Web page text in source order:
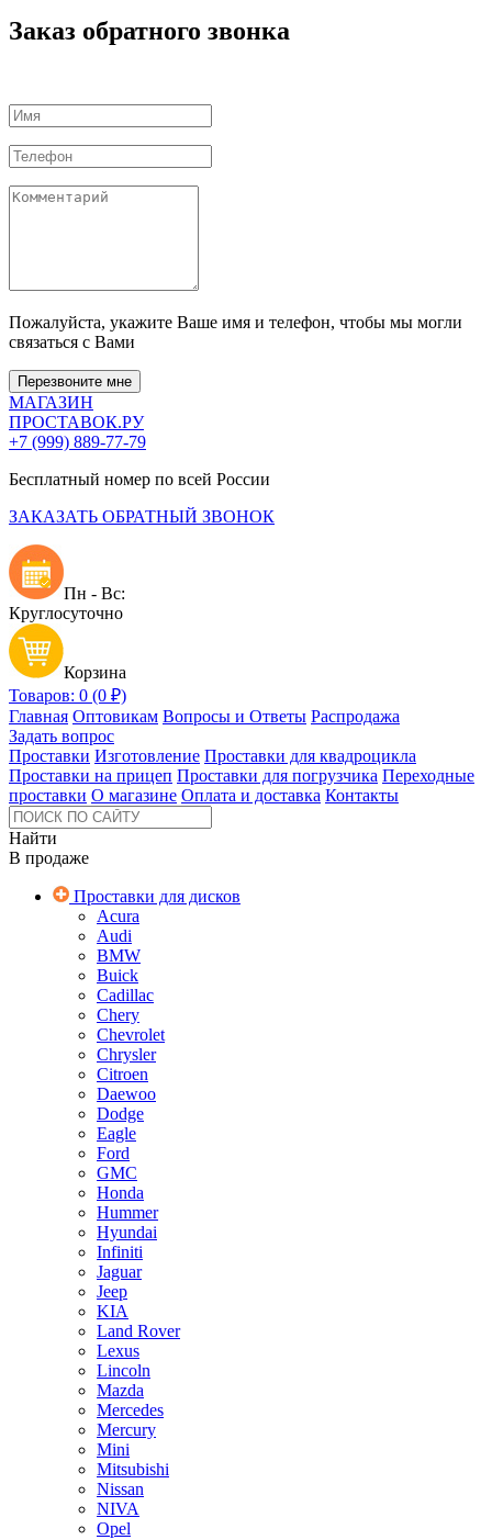
Заказ обратного звонка
Пожалуйста, укажите Ваше имя и телефон, чтобы мы могли
связаться с Вами
Перезвоните мне
МАГАЗИН
ПРОСТАВОК.РУ
+7 (999) 889-77-79
Бесплатный номер по всей России
ЗАКАЗАТЬ ОБРАТНЫЙ ЗВОНОК
Пн - Вс:
Круглосуточно
Корзина
Товаров: 0 (0 ₽)
Главная Оптовикам Вопросы и Ответы Распродажа
Задать вопрос
Проставки Изготовление Проставки для квадроцикла
Проставки на прицеп Проставки для погрузчика Переходные
проставки О магазине Оплата и доставка Контакты
Найти
В продаже
Проставки для дисков
Acura
Audi
BMW
Buick
Cadillac
Chery
Chevrolet
Chrysler
Citroen
Daewoo
Dodge
Eagle
Ford
GMC
Honda
Hummer
Hyundai
Infiniti
Jaguar
Jeep
KIA
Land Rover
Lexus
Lincoln
Mazda
Mercedes
Mercury
Mini
Mitsubishi
Nissan
NIVA
Opel